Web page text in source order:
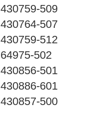
430759-509
430764-507
430759-512
64975-502
430856-501
430886-601
430857-500